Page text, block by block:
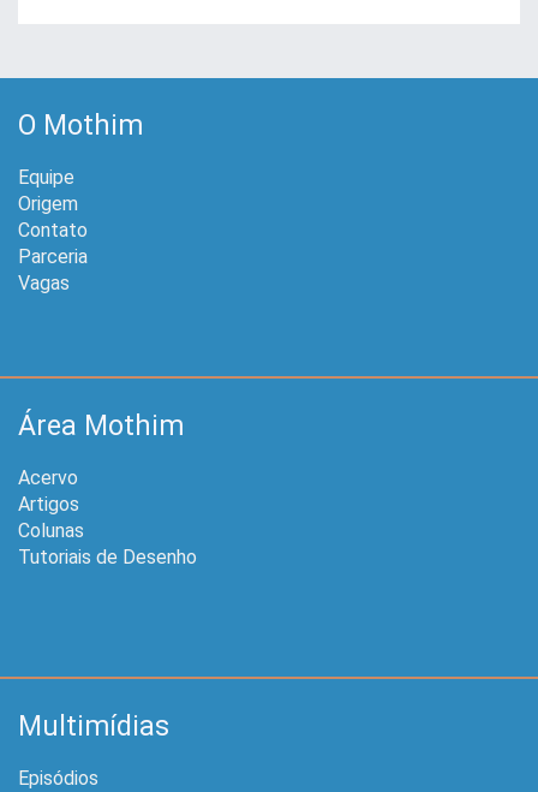
O Mothim
Equipe
Origem
Contato
Parceria
Vagas
Área Mothim
Acervo
Artigos
Colunas
Tutoriais de Desenho
Multimídias
Episódios